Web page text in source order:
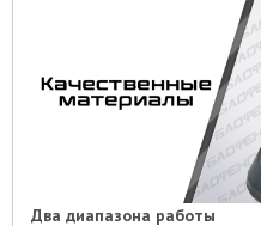
Два диапазона работы